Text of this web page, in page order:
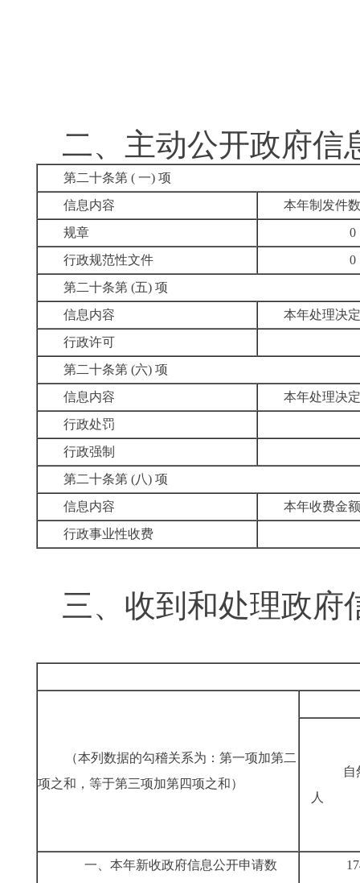
二、主动公开政
第二十条第 ( 一) 项
信息内容 本年制发件数
规章
行政规范性文件
第二十条第 (五) 项
信息内容 本年处理决
行政许可
第二十条第 (六) 项
信息内容 本年处理决
行政处罚
行政强制
第二十条第 (八) 项
信息内容
本年收费金额
行政事业性收费
三、收到和处理
（本列数据的勾稽关系为：第一项加第二
项之和，等于第三项加第四项之和）
自
人
一、本年新收政府信息公开申请数